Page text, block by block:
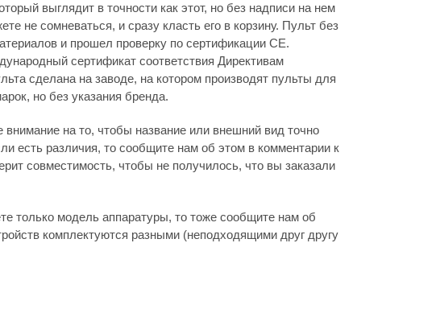
выглядит в точности как этот, но без надписи на нем
не сомневаться, и сразу класть его в корзину. Пульт без
и прошел проверку по сертификации CE.
сертификат соответствия Директивам
сделана на заводе, на котором производят пульты для
но без указания бренда.
на то, чтобы название или внешний вид точно
есть различия, то сообщите нам об этом в комментарии к
совместимость, чтобы не получилось, что вы заказали
только модель аппаратуры, то тоже сообщите нам об
комплектуются разными (неподходящими друг другу